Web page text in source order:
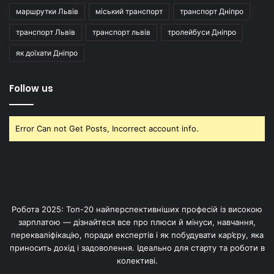
маршрутки Львів міський транспорт транспорт Дніпро
транспорт Львів транспорт львів тролейбуси Дніпро
як доїхати Дніпро
Follow us
Error Can not Get Posts, Incorrect account info.
Робота 2025: Топ-20 найперспективніших професій із високою
зарплатою — дізнайтеся все про плюси й мінуси, навчання,
перекваліфікацію, поради експертів і як побудувати кар’єру, яка
приносить дохід і задоволення. Ідеально для старту та роботи в
колективі.